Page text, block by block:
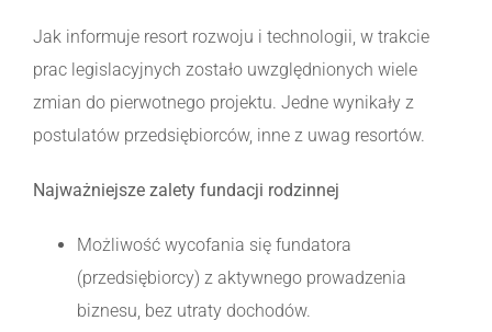
Jak informuje resort rozwoju i technologii, w trakcie
prac legislacyjnych zostało uwzględnionych wiele
zmian do pierwotnego projektu. Jedne wynikały z
postulatów przedsiębiorców, inne z uwag resortów.
Najważniejsze zalety fundacji rodzinnej
Możliwość wycofania się fundatora
(przedsiębiorcy) z aktywnego prowadzenia
biznesu, bez utraty dochodów.